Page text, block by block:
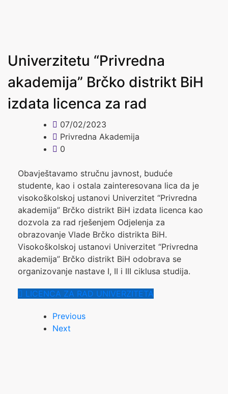
Univerzitetu “Privredna
akademija” Brčko distrikt BiH
izdata licenca za rad
07/02/2023
Privredna Akademija
0
Obavještavamo stručnu javnost, buduće
studente, kao i ostala zainteresovana lica da je
visokoškolskoj ustanovi Univerzitet “Privredna
akademija” Brčko distrikt BiH izdata licenca kao
dozvola za rad rješenjem Odjelenja za
obrazovanje Vlade Brčko distrikta BiH.
Visokoškolskoj ustanovi Univerzitet “Privredna
akademija” Brčko distrikt BiH odobrava se
organizovanje nastave I, II i III ciklusa studija.
LICENCA ZA RAD UNIVERZITETA
Previous
Next